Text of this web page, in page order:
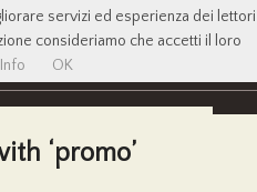
‘promo’
servizi ed esperienza dei
consideriamo che accetti il loro
OK